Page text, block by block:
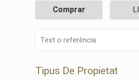
Comprar
Tipus De Propietat